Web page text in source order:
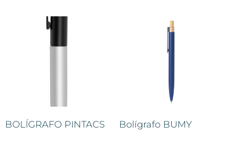
BOLÍGRAFO PINTACS Bolígrafo BUMY